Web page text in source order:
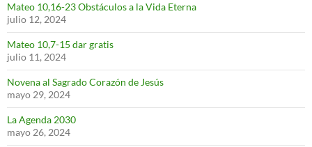
Mateo 10,16-23 Obstáculos a la Vida Eterna
julio 12, 2024
Mateo 10,7-15 dar gratis
julio 11, 2024
Novena al Sagrado Corazón de Jesús
mayo 29, 2024
La Agenda 2030
mayo 26, 2024